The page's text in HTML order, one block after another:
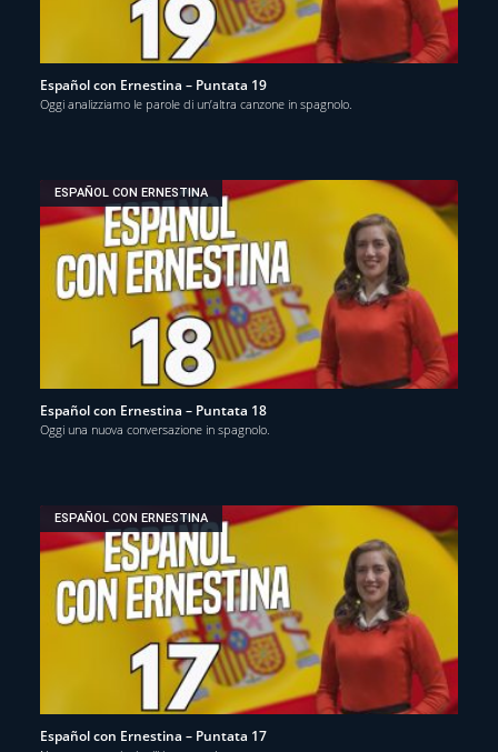
Español con Ernestina – Puntata 19
Oggi analizziamo le parole di un’altra canzone in spagnolo.
ESPAÑOL CON ERNESTINA
Español con Ernestina – Puntata 18
Oggi una nuova conversazione in spagnolo.
ESPAÑOL CON ERNESTINA
Español con Ernestina – Puntata 17